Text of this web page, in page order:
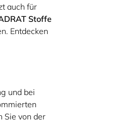
auch für
Stoffe
Entdecken
und bei
Sie von der